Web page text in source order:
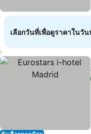
เลือกวันที่เพื่อดูราคาในวั